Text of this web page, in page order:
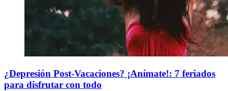
¿Depresión Post-Vacaciones? ¡Anímate!: 7 feriados
para disfrutar con todo